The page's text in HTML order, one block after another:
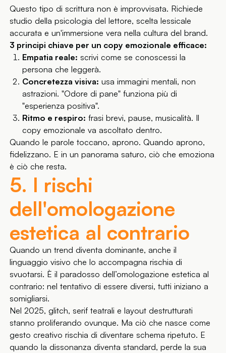
Questo tipo di scrittura non è improvvisata. Richiede
studio della psicologia del lettore, scelta lessicale
accurata e un'immersione vera nella cultura del brand.
3 principi chiave per un copy emozionale efficace:
Empatia reale: scrivi come se conoscessi la
persona che leggerà.
Concretezza visiva: usa immagini mentali, non
astrazioni. "Odore di pane" funziona più di
"esperienza positiva".
Ritmo e respiro: frasi brevi, pause, musicalità. Il
copy emozionale va ascoltato dentro.
Quando le parole toccano, aprono. Quando aprono,
fidelizzano. E in un panorama saturo, ciò che emoziona
è ciò che resta.
5. I rischi
dell'omologazione
estetica al contrario
Quando un trend diventa dominante, anche il
linguaggio visivo che lo accompagna rischia di
svuotarsi. È il paradosso dell’omologazione estetica al
contrario: nel tentativo di essere diversi, tutti iniziano a
somigliarsi.
Nel 2025, glitch, serif teatrali e layout destrutturati
stanno proliferando ovunque. Ma ciò che nasce come
gesto creativo rischia di diventare schema ripetuto. E
quando la dissonanza diventa standard, perde la sua